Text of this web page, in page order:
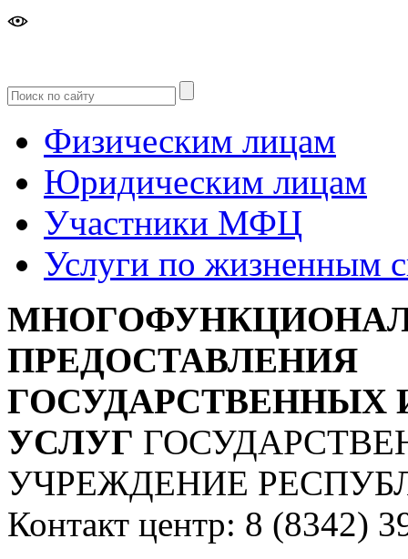
Физическим лицам
Юридическим лицам
Участники МФЦ
Услуги по жизненным
ПРЕДОСТАВЛЕНИЯ
УСЛУГ
УЧРЕЖДЕНИЕ
Контакт центр: 8 (8342)